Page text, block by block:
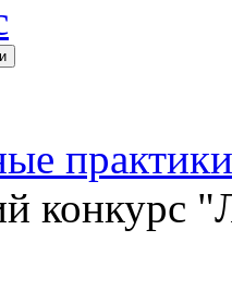
практики
конкурс